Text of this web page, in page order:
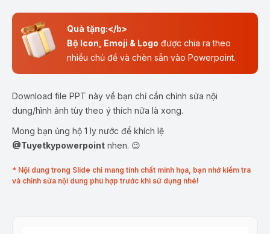
Quà tặng:</b>
Bộ Icon, Emoji & Logo được chia ra theo
nhiều chủ đề và chèn sẵn vào Powerpoint.
Download file PPT này về bạn chỉ cần chỉnh sửa nội
dung/hình ảnh tùy theo ý thích nữa là xong.
Mong bạn ủng hộ 1 ly nước để khích lệ
@Tuyetkypowerpoint nhen. 😉
* Nội dung trong Slide chỉ mang tính chất minh họa, bạn nhớ kiểm tra
và chỉnh sửa nội dung phù hợp trước khi sử dụng nhé!